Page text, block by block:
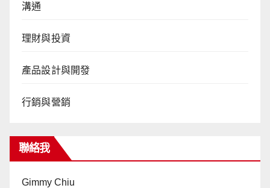
溝通
理財與投資
產品設計與開發
行銷與營銷
聯絡我
Gimmy Chiu